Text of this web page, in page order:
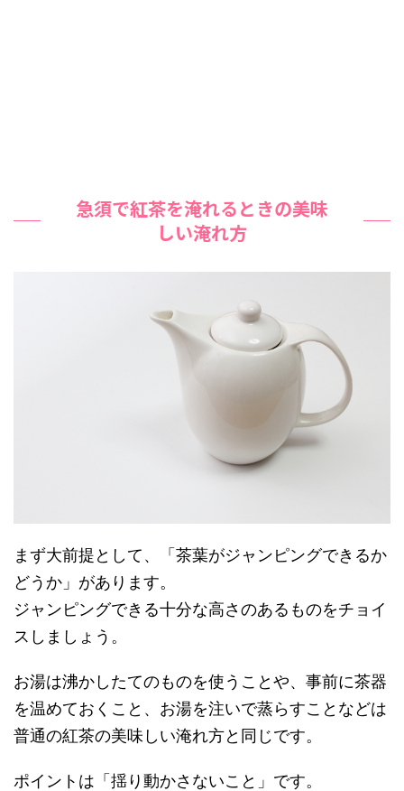
急須で紅茶を淹れるときの美味
しい淹れ方
まず大前提として、「茶葉がジャンピングできるか
どうか」があります。
ジャンピングできる十分な高さのあるものをチョイ
スしましょう。
お湯は沸かしたてのものを使うことや、事前に茶器
を温めておくこと、お湯を注いで蒸らすことなどは
普通の紅茶の美味しい淹れ方と同じです。
ポイントは「揺り動かさないこと」です。